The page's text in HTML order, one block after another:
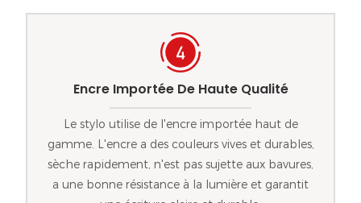
Encre Importée De Haute Qualité
Le stylo utilise de l'encre importée haut de
gamme. L'encre a des couleurs vives et durables,
sèche rapidement, n'est pas sujette aux bavures,
a une bonne résistance à la lumière et garantit